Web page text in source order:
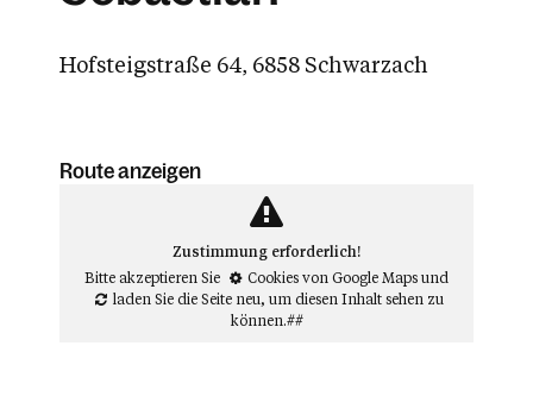
Hofsteigstraße 64, 6858 Schwarzach
Route anzeigen
Zustimmung erforderlich!
Bitte akzeptieren Sie
Cookies von Google Mapsund
laden Sie die Seite neu, um diesen Inhalt sehen zu
können.##